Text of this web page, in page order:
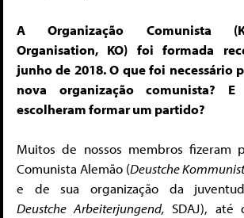
A Organização Comunista
Organisation, KO) foi formada
junho de 2018. O que foi necessário
nova organização comunista?
escolheram formar um partido?
Muitos de nossos membros fizeram
Comunista Alemão (Deustche
e de sua organização da
Deustche Arbeiterjungend, SDAJ), até